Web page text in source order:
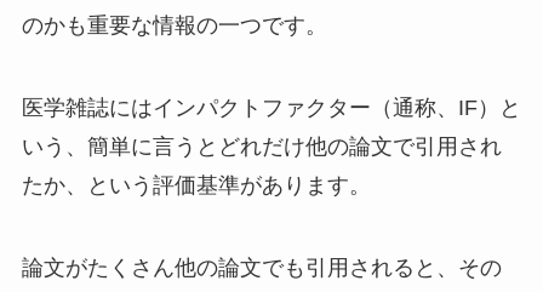
のかも重要な情報の一つです。
医学雑誌にはインパクトファクター（通称、IF）と
いう、簡単に言うとどれだけ他の論文で引用され
たか、という評価基準があります。
論文がたくさん他の論文でも引用されると、その